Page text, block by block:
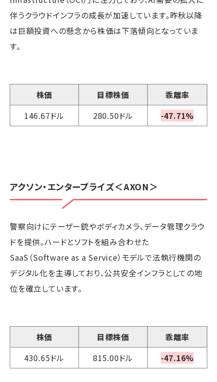
伴うクラウドインフラの成長が加速しています。昨秋以降
は巨額投資への懸念から株価は下落傾向となっていま
す。
株価 目標株価
乖離率
146.67ドル
280.50ドル -47.71%
アクソン・エンタープライズ＜AXON＞
警察向けにテーザー銃やボディカメラ、データ管理クラウ
ドを提供。ハードとソフトを組み合わせた
SaaS（Software as a Service）モデルで法執行機関の
デジタル化を主導しており、公共安全インフラとしての地
位を確立しています。
株価 目標株価
乖離率
430.65ドル
815.00ドル -47.16%